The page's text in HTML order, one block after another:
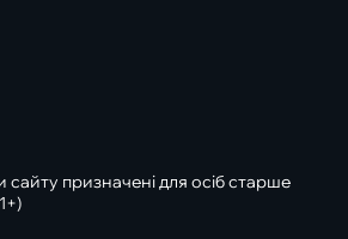
сайту призначені для осіб старше